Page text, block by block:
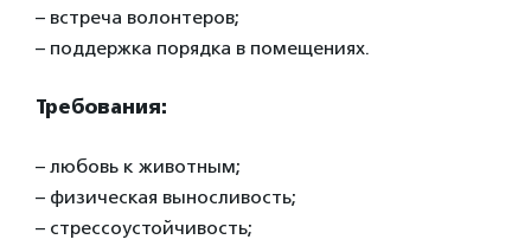
– встреча волонтеров;
– поддержка порядка в помещениях.
Требования:
– любовь к животным;
– физическая выносливость;
– стрессоустойчивость;